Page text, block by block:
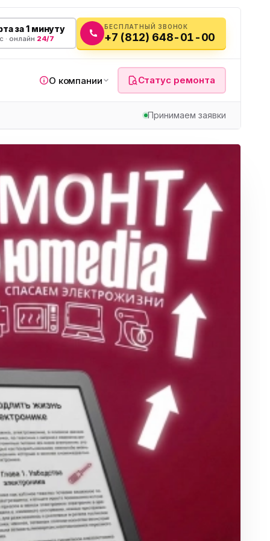
за 1 минуту
· онлайн 24/7
БЕСПЛАТНЫЙ ЗВОНОК
+7 (812) 648-01-00
О компании Статус ремонта
Принимаем заявки